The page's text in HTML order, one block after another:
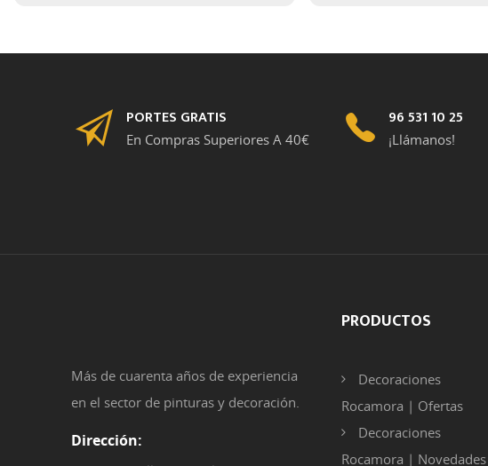
PORTES GRATIS
En Compras Superiores A 40€
96 531 10 25
¡Llámanos!
Más de cuarenta años de experiencia
en el sector de pinturas y decoración.
Dirección:
PRODUCTOS
Decoraciones
Rocamora | Ofertas
Decoraciones
Rocamora | Novedades